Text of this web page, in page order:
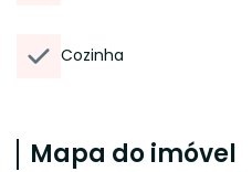
Cozinha
Mapa do imóvel